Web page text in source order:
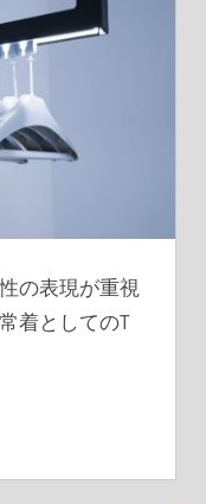
の表現が重視
着としてのT